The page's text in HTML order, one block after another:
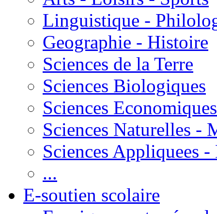
Linguistique -
Geographie - Histoire
Sciences de la Terre
Sciences Biologiques
Sciences Economiques
Sciences Naturelles -
Sciences Appliquees
...
E-soutien scolaire